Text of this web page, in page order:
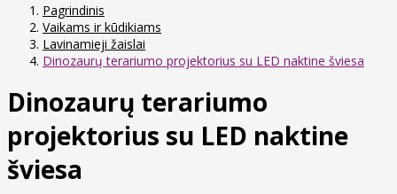
Pagrindinis
Vaikams ir kūdikiams
Lavinamieji žaislai
Dinozaurų terariumo projektorius su LED naktine šviesa
Dinozaurų terariumo
projektorius su LED naktine
šviesa